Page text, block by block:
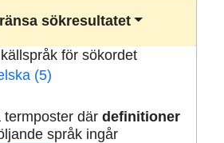
sökresultatet
för sökordet
(5)
termposter där definitioner
språk ingår